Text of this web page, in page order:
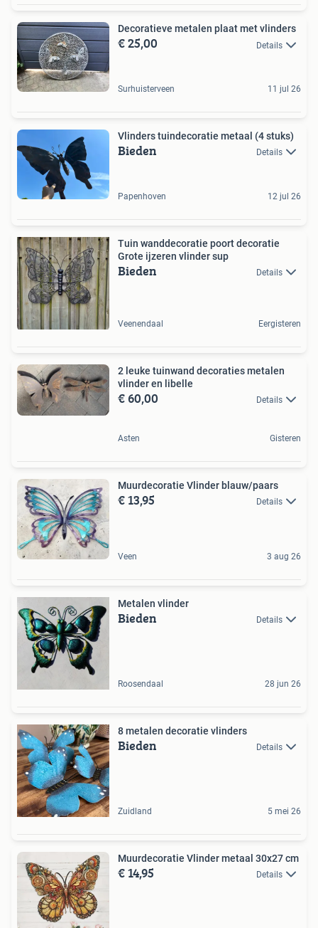
Decoratieve metalen plaat met vlinders
€ 25,00 Details
Surhuisterveen 11 jul 26
Vlinders tuindecoratie metaal (4 stuks)
Bieden Details
Papenhoven 12 jul 26
Tuin wanddecoratie poort decoratie
Grote ijzeren vlinder sup
Bieden Details
Veenendaal Eergisteren
2 leuke tuinwand decoraties metalen
vlinder en libelle
€ 60,00 Details
Asten Gisteren
Muurdecoratie Vlinder blauw/paars
€ 13,95 Details
Veen 3 aug 26
Metalen vlinder
Bieden Details
Roosendaal 28 jun 26
8 metalen decoratie vlinders
Bieden Details
Zuidland 5 mei 26
Muurdecoratie Vlinder metaal 30x27 cm
€ 14,95 Details